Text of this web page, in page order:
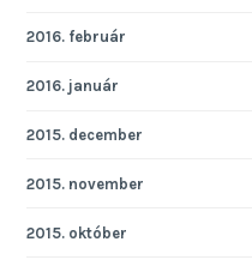
2016. február
2016. január
2015. december
2015. november
2015. október